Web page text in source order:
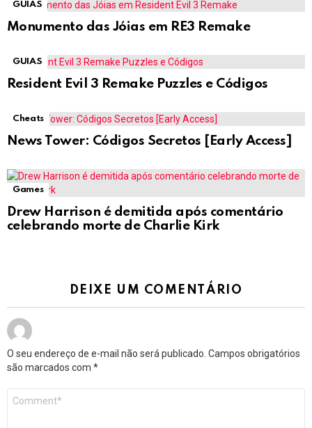
GUIAS
Monumento das Jóias em RE3 Remake
GUIAS
Resident Evil 3 Remake Puzzles e Códigos
Cheats
News Tower: Códigos Secretos [Early Access]
Games
Drew Harrison é demitida após comentário
celebrando morte de Charlie Kirk
DEIXE UM COMENTÁRIO
O seu endereço de e-mail não será publicado. Campos obrigatórios
são marcados com *